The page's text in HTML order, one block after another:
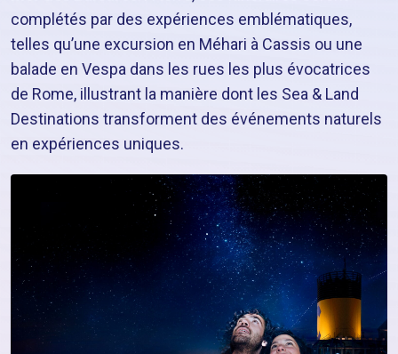
complétés par des expériences emblématiques,
telles qu’une excursion en Méhari à Cassis ou une
balade en Vespa dans les rues les plus évocatrices
de Rome, illustrant la manière dont les Sea & Land
Destinations transforment des événements naturels
en expériences uniques.